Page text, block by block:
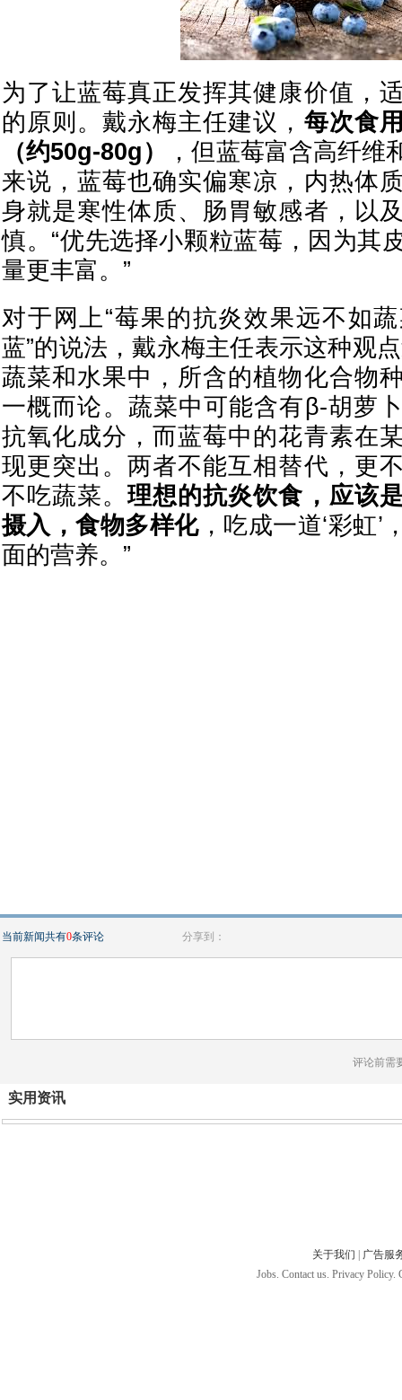
为了让蓝莓真正发挥其健康价值，
的原则。戴永梅主任建议， 每次食
（约50g-80g）
，但蓝莓富含高纤维
来说，蓝莓也确实偏寒凉，内热体
身就是寒性体质、肠胃敏感者，以
慎。“优先选择小颗粒蓝莓，因为其
量更丰富。”
对于网上“莓果的抗炎效果远不如
蓝”的说法，戴永梅主任表示这种观
蔬菜和水果中，所含的植物化合物
一概而论。蔬菜中可能含有β-胡萝
抗氧化成分，而蓝莓中的花青素在
现更突出。两者不能互相替代，更
不吃蔬菜。理想的抗炎饮食，应该
摄入，食物多样化，吃成一道‘彩虹’
面的营养。”
当前新闻共有0条评论 分享到：
评论前需
实用资讯
关于我们
广告服
Jobs. Contact us. Privacy